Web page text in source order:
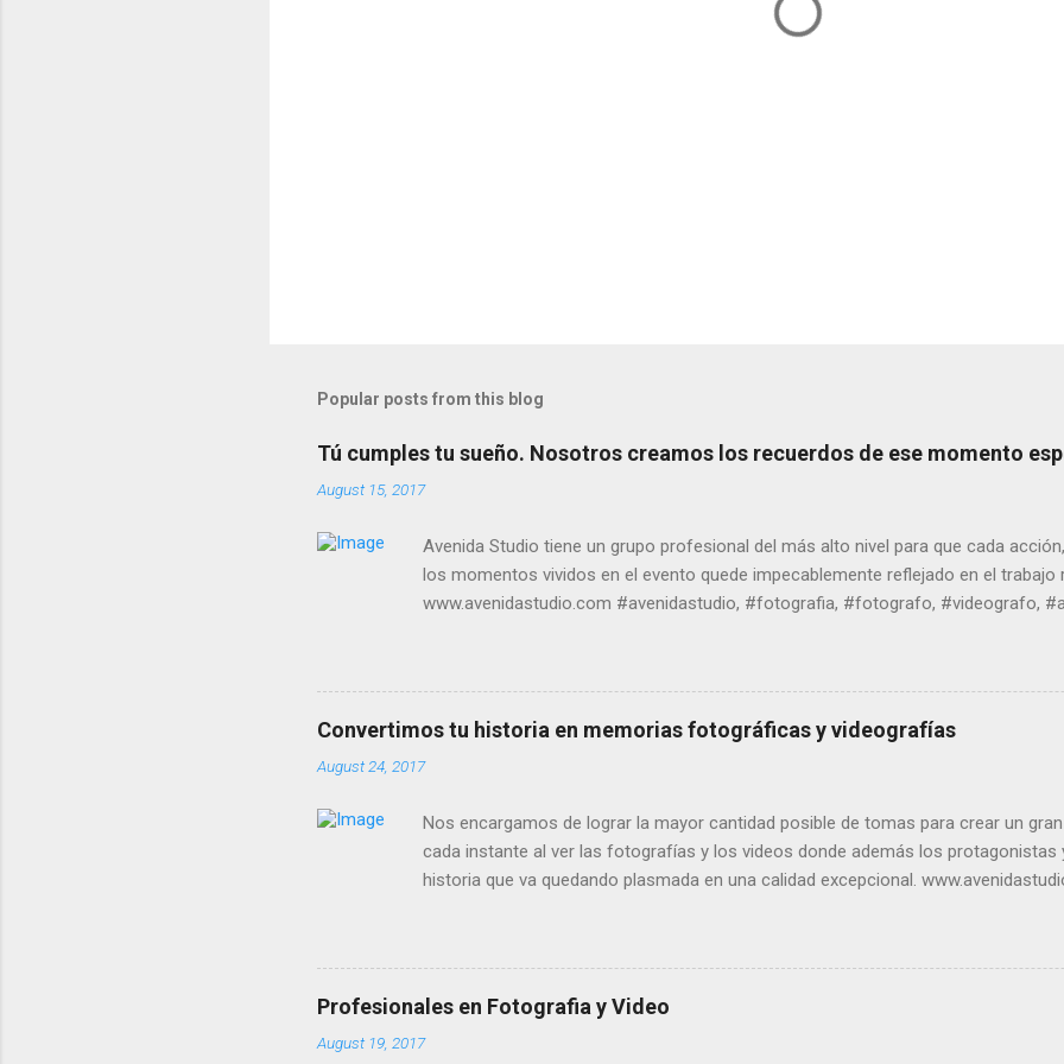
Popular posts from this blog
Tú cumples tu sueño. Nosotros creamos los recuerdos de ese momento
August 15, 2017
Avenida Studio tiene un grupo profesional del más alto nivel para que cada
los momentos vividos en el evento quede impecablemente reflejado en el trabajo
www.avenidastudio.com #avenidastudio, #fotografia, #fotografo, #videografo,
Convertimos tu historia en memorias fotográficas y videografías
August 24, 2017
Nos encargamos de lograr la mayor cantidad posible de tomas para crear un
cada instante al ver las fotografías y los videos donde además los protagonistas
historia que va quedando plasmada en una calidad excepcional.
Profesionales en Fotografia y Video
August 19, 2017